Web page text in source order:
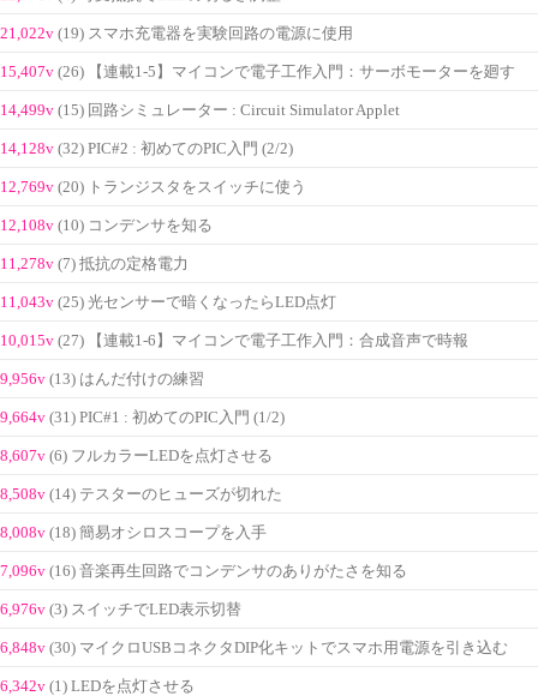
21,022v (19) スマホ充電器を実験回路の電源に使用
15,407v (26) 【連載1-5】マイコンで電子工作入門：サーボモーターを廻す
14,499v (15) 回路シミュレーター : Circuit Simulator Applet
14,128v (32) PIC#2 : 初めてのPIC入門 (2/2)
12,769v (20) トランジスタをスイッチに使う
12,108v (10) コンデンサを知る
11,278v (7) 抵抗の定格電力
11,043v (25) 光センサーで暗くなったらLED点灯
10,015v (27) 【連載1-6】マイコンで電子工作入門：合成音声で時報
9,956v (13) はんだ付けの練習
9,664v (31) PIC#1 : 初めてのPIC入門 (1/2)
8,607v (6) フルカラーLEDを点灯させる
8,508v (14) テスターのヒューズが切れた
8,008v (18) 簡易オシロスコープを入手
7,096v (16) 音楽再生回路でコンデンサのありがたさを知る
6,976v (3) スイッチでLED表示切替
6,848v (30) マイクロUSBコネクタDIP化キットでスマホ用電源を引き込む
6,342v (1) LEDを点灯させる